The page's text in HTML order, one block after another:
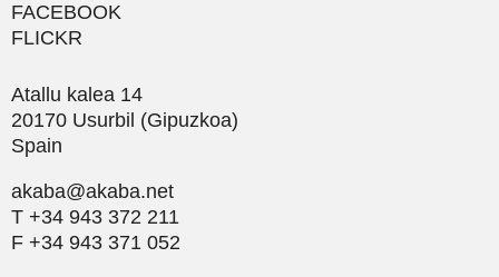
Atallu kalea 14
20170 Usurbil (Gipuzkoa)
Spain
akaba@akaba.net
T +34 943 372 211
F +34 943 371 052
FACEBOOK
FLICKR